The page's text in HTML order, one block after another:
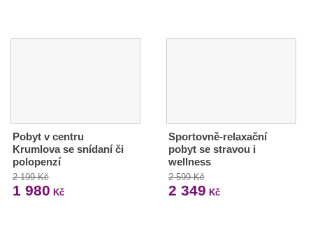
Pobyt v centru
Krumlova se snídaní či
polopenzí
2 199 Kč
1 980 Kč
Sportovně-relaxační
pobyt se stravou i
wellness
2 599 Kč
2 349 Kč